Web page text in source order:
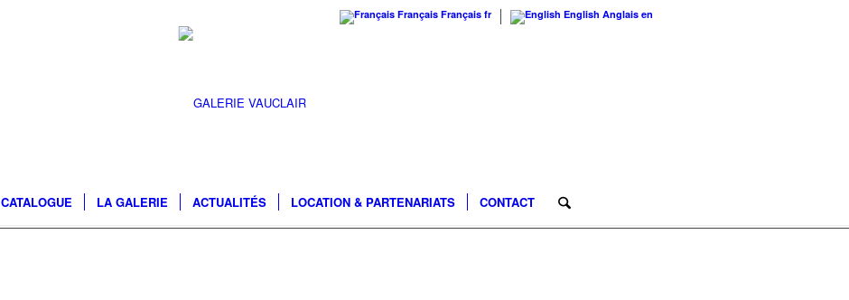
Français Français fr English Anglais en
CATALOGUE LA GALERIE ACTUALITÉS LOCATION & PARTENARIATS CONTACT